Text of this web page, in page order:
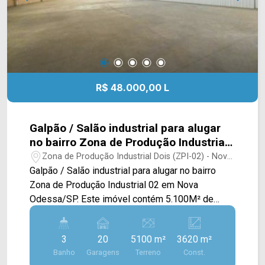
mudança!
R$ 48.000,00 L
Galpão / Salão industrial para alugar
no bairro Zona de Produção Industrial
02 em Nova Odessa/SP
Zona de Produção Industrial Dois (ZPI-02) - Nova
Odessa/SP
Galpão / Salão industrial para alugar no bairro
Zona de Produção Industrial 02 em Nova
Odessa/SP. Este imóvel contém 5.100M² de
terreno e 3.620M² de construção, possuindo uma
área de administração com acabamento em piso
porcelanato, recepção, 02 salas privativas, um
amplo galpão com pé direito de 9M e
3
Banho
20
Garagens
5100 m²
Terreno
3620 m²
Const.